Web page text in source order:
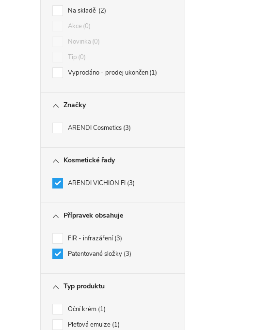
Na skladě 2
Akce 0
Novinka 0
Tip 0
Vyprodáno - prodej ukončen 1
Značky
ARENDI Cosmetics 3
Kosmetické řady
ARENDI VICHION FI 3
Přípravek obsahuje
FIR - infrazáření 3
Patentované složky 3
Typ produktu
Oční krém 1
Pleťová emulze 1